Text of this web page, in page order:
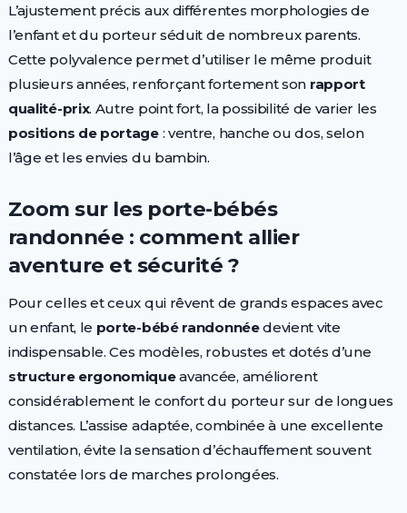
L’ajustement précis aux différentes morphologies de
l’enfant et du porteur séduit de nombreux parents.
Cette polyvalence permet d’utiliser le même produit
plusieurs années, renforçant fortement son rapport
qualité-prix. Autre point fort, la possibilité de varier les
positions de portage: ventre, hanche ou dos, selon
l’âge et les envies du bambin.
Zoom sur les porte-bébés
randonnée : comment allier
aventure et sécurité ?
Pour celles et ceux qui rêvent de grands espaces avec
un enfant, le porte-bébé randonnéedevient vite
indispensable. Ces modèles, robustes et dotés d’une
structure ergonomiqueavancée, améliorent
considérablement le confort du porteur sur de longues
distances. L’assise adaptée, combinée à une excellente
ventilation, évite la sensation d’échauffement souvent
constatée lors de marches prolongées.